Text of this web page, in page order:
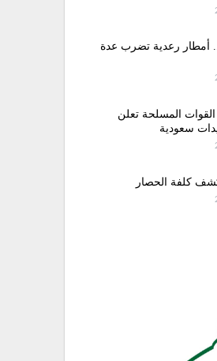
أمطار رعدية تضرب عدة
المسلحة تعلن
سعودية
كلفة الحصار